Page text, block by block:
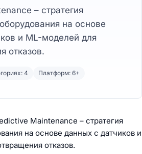
– стратегия
на основе
и ML-моделей для
отказов.
4 Платформ: 6+
Maintenance – стратегия
на основе данных с датчиков и
отказов.